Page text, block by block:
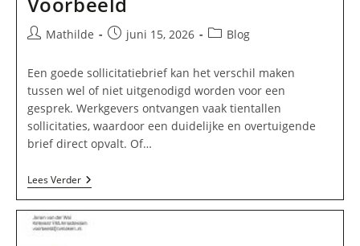
BerichtMathilde
Bericht
op:
juni 15, 2026 Berichtcategorie:
Blog
Een goede sollicitatiebrief kan het verschil maken
tussen wel of niet uitgenodigd worden voor een
gesprek. Werkgevers ontvangen vaak tientallen
sollicitaties, waardoor een duidelijke en overtuigende
brief direct opvalt. Of…
Lees VerderBeste
Sollicitatiebrief
Voorbeeld
–
Open